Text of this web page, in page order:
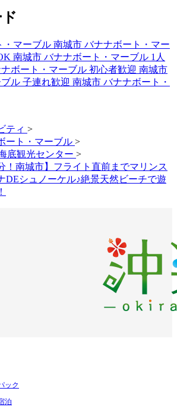
・マーブル 南城市 バナナボート・マー
南城市 バナナボート・マーブル 1人
ボート・マーブル 初心者歓迎 南城市
ル 子連れ歓迎 南城市 バナナボート・
ティ >
ート・マーブル >
底観光センター >
！南城市】フライト直前までマリンス
シュノーケル♪絶景天然ビーチで遊
ック
泊